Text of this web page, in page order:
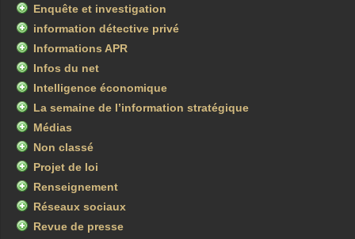
Enquête et investigation
information détective privé
Informations APR
Infos du net
Intelligence économique
La semaine de l’information stratégique
Médias
Non classé
Projet de loi
Renseignement
Réseaux sociaux
Revue de presse